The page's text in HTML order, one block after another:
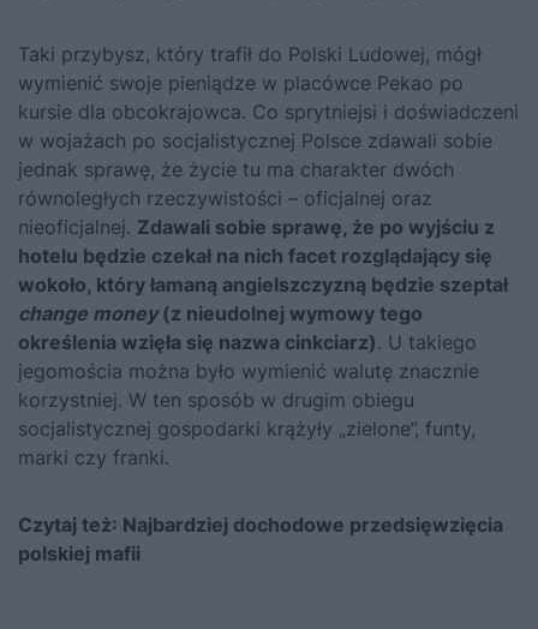
Taki przybysz, który trafił do Polski Ludowej, mógł
wymienić swoje pieniądze w placówce Pekao po
kursie dla obcokrajowca. Co sprytniejsi i doświadczeni
w wojażach po socjalistycznej Polsce zdawali sobie
jednak sprawę, że życie tu ma charakter dwóch
równoległych rzeczywistości – oficjalnej oraz
nieoficjalnej. Zdawali sobie sprawę, że po wyjściu z
hotelu będzie czekał na nich facet rozglądający się
wokoło, który łamaną angielszczyzną będzie szeptał
change money(z nieudolnej wymowy tego
określenia wzięła się nazwa cinkciarz). U takiego
jegomościa można było wymienić walutę znacznie
korzystniej. W ten sposób w drugim obiegu
socjalistycznej gospodarki krążyły „zielone”, funty,
marki czy franki.
Czytaj też: Najbardziej dochodowe przedsięwzięcia
polskiej mafii